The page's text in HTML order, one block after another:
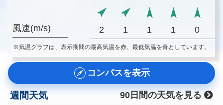
風速(m/s) 2 1 1 1 0
※気温グラフは、表示期間の最高気温を赤、最低気温を青としています。
コンパスを表示
週間天気
90日間の天気を見る